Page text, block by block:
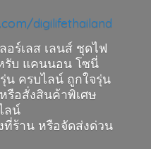
digilifethailand
อร์เลส เลนส์ ชุดไฟ
รับ แคนนอน โซนี่
ครบไลน์ ถูกใจรุ่น
รือสั่งสินค้าพิเศษ
ลน์
ที่ร้าน หรือจัดส่งด่วน